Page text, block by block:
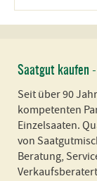
Saatgut kaufen
Seit über 90
kompetenten
Einzelsaaten.
von
Beratung,